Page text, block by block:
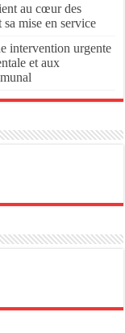
au cœur des
mise en service
intervention urgente
et aux